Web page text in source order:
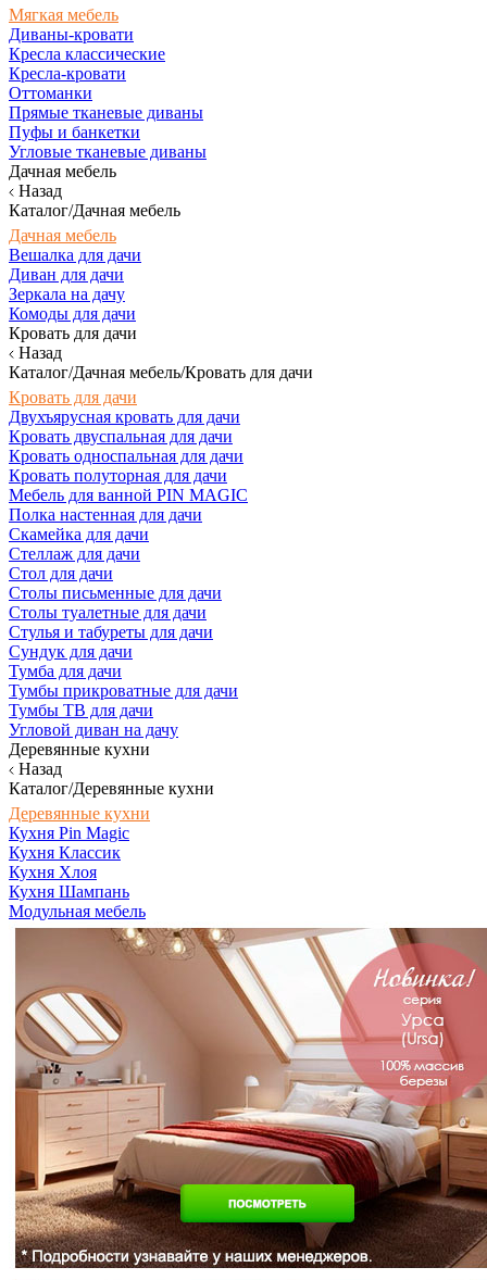
Мягкая мебель
Диваны-кровати
Кресла классические
Кресла-кровати
Оттоманки
Прямые тканевые диваны
Пуфы и банкетки
Угловые тканевые диваны
Дачная мебель
Назад
Каталог/Дачная мебель
Дачная мебель
Вешалка для дачи
Диван для дачи
Зеркала на дачу
Комоды для дачи
Кровать для дачи
Назад
Каталог/Дачная мебель/Кровать для дачи
Кровать для дачи
Двухъярусная кровать для дачи
Кровать двуспальная для дачи
Кровать односпальная для дачи
Кровать полуторная для дачи
Мебель для ванной PIN MAGIC
Полка настенная для дачи
Скамейка для дачи
Стеллаж для дачи
Стол для дачи
Столы письменные для дачи
Столы туалетные для дачи
Стулья и табуреты для дачи
Сундук для дачи
Тумба для дачи
Тумбы прикроватные для дачи
Тумбы ТВ для дачи
Угловой диван на дачу
Деревянные кухни
Назад
Каталог/Деревянные кухни
Деревянные кухни
Кухня Pin Magic
Кухня Классик
Кухня Хлоя
Кухня Шампань
Модульная мебель